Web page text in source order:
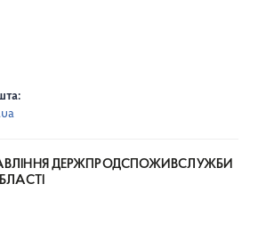
ДЕРЖПРОДСПОЖИВСЛУЖБИ